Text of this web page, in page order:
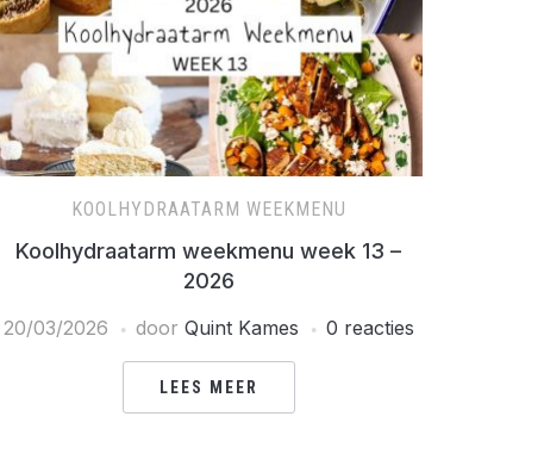
KOOLHYDRAATARM WEEKMENU
Koolhydraatarm weekmenu week 13 –
2026
20/03/2026 door Quint Kames 0 reacties
LEES MEER